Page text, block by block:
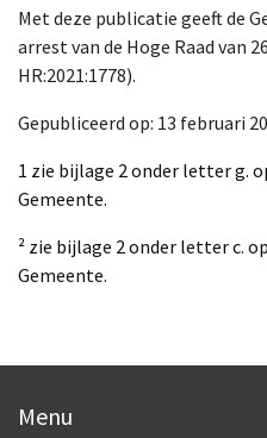
Met deze publicatie geeft de
arrest van de Hoge Raad van
HR:2021:1778).
Gepubliceerd op: 13 februari
1 zie bijlage 2 onder letter g.
Gemeente.
² zie bijlage 2 onder letter c.
Gemeente.
Menu